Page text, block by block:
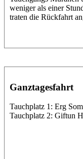
weniger als einer
traten die Rückfahrt
Ganztagesfahrt
Tauchplatz 1: Erg
Tauchplatz 2: Giftun